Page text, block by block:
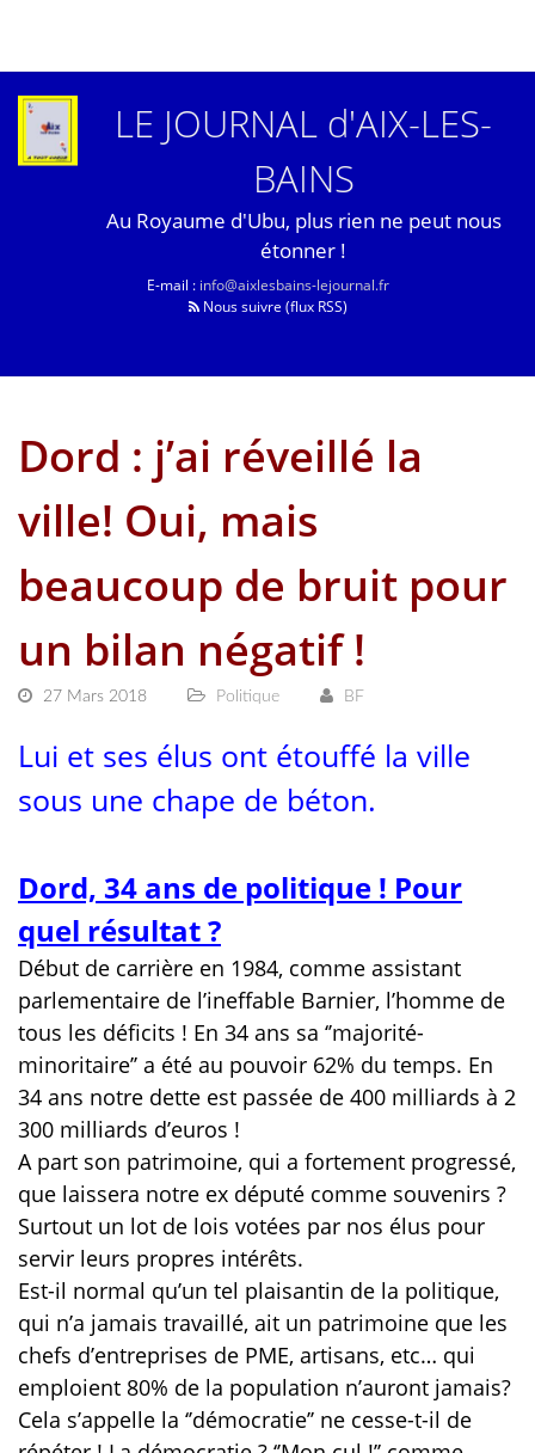
LE JOURNAL d'AIX-LES-
BAINS
Au Royaume d'Ubu, plus rien ne peut nous
étonner !
E-mail : info@aixlesbains-lejournal.fr
Nous suivre (flux RSS)
Dord : j’ai réveillé la
ville! Oui, mais
beaucoup de bruit pour
un bilan négatif !
27 Mars 2018 Politique BF
Lui et ses élus ont étouffé la ville
sous une chape de béton.
Dord, 34 ans de politique ! Pour
quel résultat ?
Début de carrière en 1984, comme assistant
parlementaire de l’ineffable Barnier, l’homme de
tous les déficits ! En 34 ans sa ‘’majorité-
minoritaire’’ a été au pouvoir 62% du temps. En
34 ans notre dette est passée de 400 milliards à 2
300 milliards d’euros !
A part son patrimoine, qui a fortement progressé,
que laissera notre ex député comme souvenirs ?
Surtout un lot de lois votées par nos élus pour
servir leurs propres intérêts.
Est-il normal qu’un tel plaisantin de la politique,
qui n’a jamais travaillé, ait un patrimoine que les
chefs d’entreprises de PME, artisans, etc… qui
emploient 80% de la population n’auront jamais?
Cela s’appelle la ‘’démocratie’’ ne cesse-t-il de